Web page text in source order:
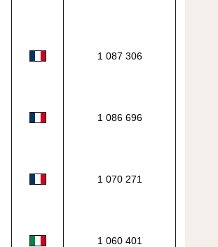
1 087 306
1 086 696
1 070 271
1 060 401